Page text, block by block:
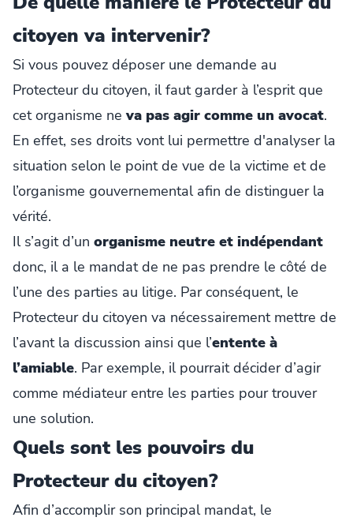
citoyen va intervenir?
Si vous pouvez déposer une demande au
Protecteur du citoyen, il faut garder à l’esprit que
cet organisme neva pas agir comme un avocat.
En effet, ses droits vont lui permettre d'analyser la
situation selon le point de vue de la victime et de
l’organisme gouvernemental afin de distinguer la
vérité.
Il s’agit d’un organisme neutre et indépendant
donc, il a le mandat de ne pas prendre le côté de
l’une des parties au litige. Par conséquent, le
Protecteur du citoyen va nécessairement mettre de
l’avant la discussion ainsi que l’entente à
l’amiable. Par exemple, il pourrait décider d’agir
comme médiateur entre les parties pour trouver
une solution.
Quels sont les pouvoirs du
Protecteur du citoyen?
Afin d’accomplir son principal mandat, le